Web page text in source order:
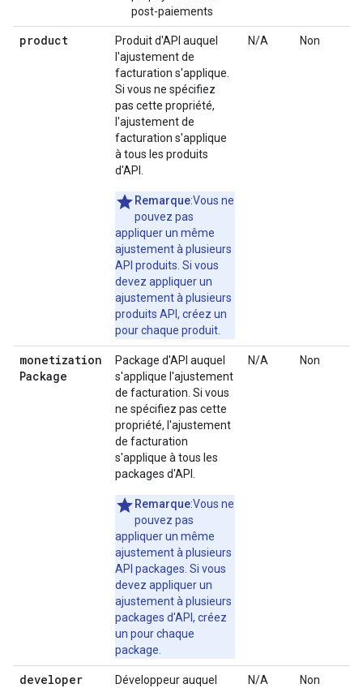
post-paiements
product
Produit d'API auquel
l'ajustement de
facturation s'applique.
Si vous ne spécifiez
pas cette propriété,
l'ajustement de
facturation s'applique
à tous les produits
d'API.
Remarque:Vous ne
pouvez pas
appliquer un même
ajustement à plusieurs
API produits. Si vous
devez appliquer un
ajustement à plusieurs
produits API, créez un
pour chaque produit.
N/A Non
monetization
Package
Package d'API auquel
s'applique l'ajustement
de facturation. Si vous
ne spécifiez pas cette
propriété, l'ajustement
de facturation
s'applique à tous les
packages d'API.
Remarque:Vous ne
pouvez pas
appliquer un même
ajustement à plusieurs
API packages. Si vous
devez appliquer un
ajustement à plusieurs
packages d'API, créez
un pour chaque
package.
N/A Non
developer
Développeur auquel
N/A Non